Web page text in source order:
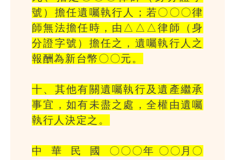
號）擔任遺囑執行人；若〇〇〇律
師無法擔任時，由△△△律師（身
分證字號）擔任之，遺囑執行人之
報酬為新台幣〇〇元。
十、其他有關遺囑執行及遺產繼承
事宜，如有未盡之處，全權由遺囑
執行人決定之。
中 華 民 國 〇〇〇年 〇〇月〇